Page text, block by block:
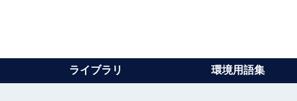
ライブラリ 環境用語集